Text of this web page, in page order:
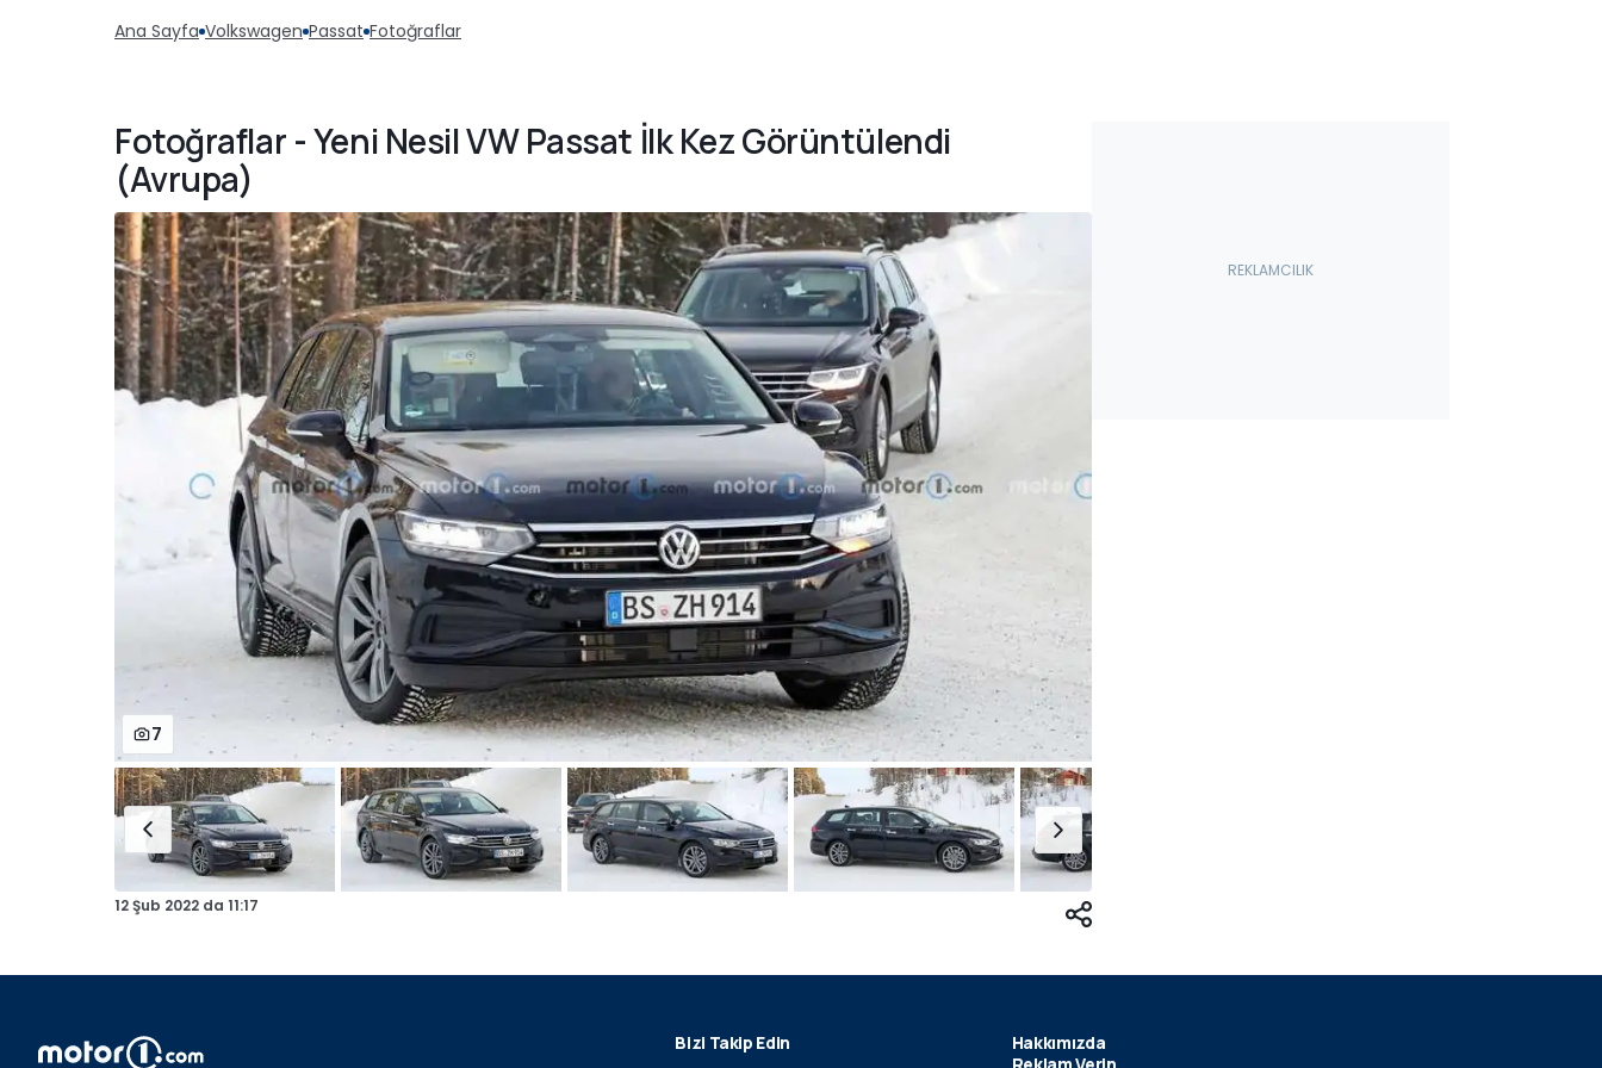
Ana Sayfa Volkswagen Passat Fotoğraflar
Fotoğraflar - Yeni Nesil VW Passat İlk Kez Görüntülendi
(Avrupa)
7
12 Şub 2022 da 11:17
Bizi Takip Edin
Hakkımızda